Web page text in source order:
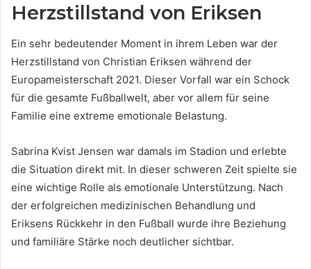
Herzstillstand von Eriksen
Ein sehr bedeutender Moment in ihrem Leben war der
Herzstillstand von Christian Eriksen während der
Europameisterschaft 2021. Dieser Vorfall war ein Schock
für die gesamte Fußballwelt, aber vor allem für seine
Familie eine extreme emotionale Belastung.
Sabrina Kvist Jensen war damals im Stadion und erlebte
die Situation direkt mit. In dieser schweren Zeit spielte sie
eine wichtige Rolle als emotionale Unterstützung. Nach
der erfolgreichen medizinischen Behandlung und
Eriksens Rückkehr in den Fußball wurde ihre Beziehung
und familiäre Stärke noch deutlicher sichtbar.